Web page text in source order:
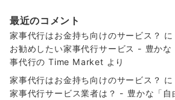
最近のコメント
家事代行はお金持ち向けのサービス？
お勧めしたい家事代行サービス - 豊かな
事代行の Time Market より
家事代行はお金持ち向けのサービス？ に
家事代行サービス業者は？ - 豊かな「自